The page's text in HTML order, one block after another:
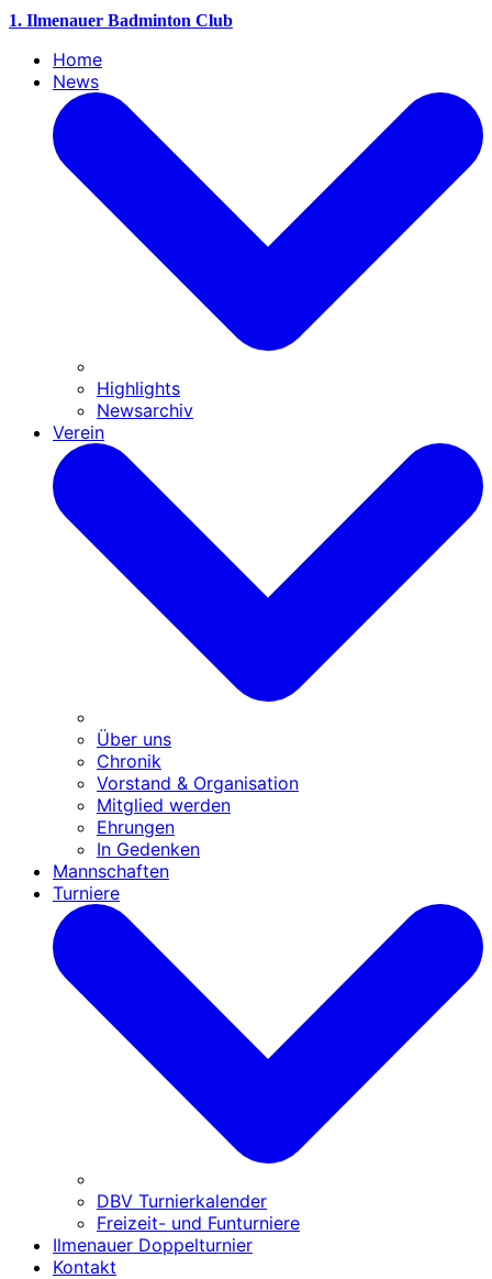
1. Ilmenauer Badminton Club
Home
News
Highlights
Newsarchiv
Verein
Über uns
Chronik
Vorstand & Organisation
Mitglied werden
Ehrungen
In Gedenken
Mannschaften
Turniere
DBV Turnierkalender
Freizeit- und Funturniere
Ilmenauer Doppelturnier
Kontakt